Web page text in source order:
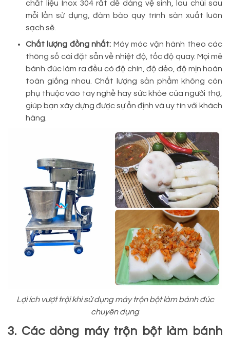
chất liệu Inox 304 rất dễ dàng vệ sinh, lau chùi sau
mỗi lần sử dụng, đảm bảo quy trình sản xuất luôn
sạch sẽ.
Chất lượng đồng nhất: Máy móc vận hành theo các
thông số cài đặt sẵn về nhiệt độ, tốc độ quay. Mọi mẻ
bánh đúc làm ra đều có độ chín, độ dẻo, độ mịn hoàn
toàn giống nhau. Chất lượng sản phẩm không còn
phụ thuộc vào tay nghề hay sức khỏe của người thợ,
giúp bạn xây dựng được sự ổn định và uy tín với khách
hàng.
Lợi ích vượt trội khi sử dụng máy trộn bột làm bánh đúc
chuyên dụng
3. Các dòng máy trộn bột làm bánh